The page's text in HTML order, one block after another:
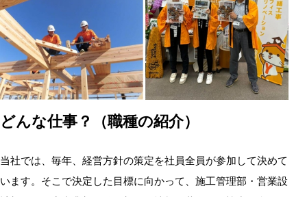
どんな仕事？（職種の紹介）
当社では、毎年、経営方針の策定を社員全員が参加して決めて
います。そこで決定した目標に向かって、施工管理部・営業設